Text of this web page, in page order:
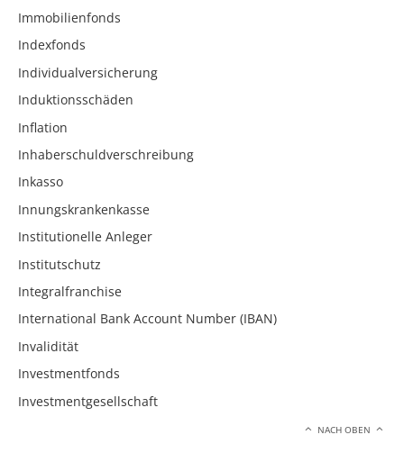
Immobilienfonds
Indexfonds
Individualversicherung
Induktionsschäden
Inflation
Inhaberschuldverschreibung
Inkasso
Innungskrankenkasse
Institutionelle Anleger
Institutschutz
Integralfranchise
International Bank Account Number (IBAN)
Invalidität
Investmentfonds
Investmentgesellschaft
NACH OBEN